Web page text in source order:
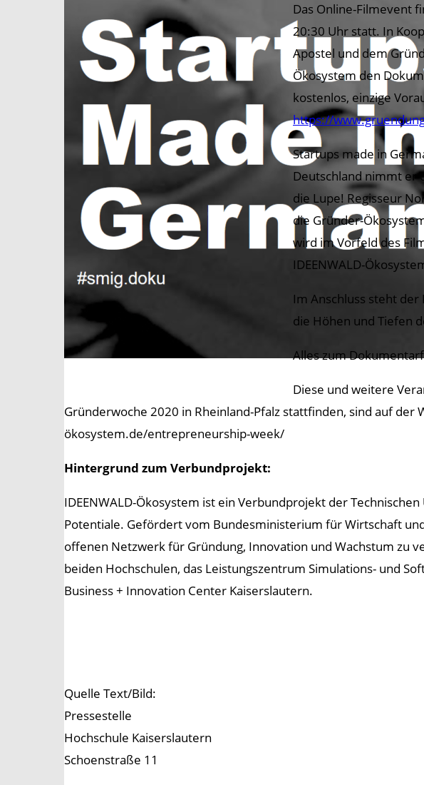
Das Online-Filmevent
20:30 Uhr statt. In
Apostel und dem
Ökosystem den
kostenlos, einzige
https://
Startups made in
Deutschland nimmt er
die Lupe! Regisseur
die Gründer-
wird im Vorfeld des
IDEENWALD-
Im Anschluss steht
die Höhen und Tiefen
Alles zum
Diese und weitere
Gründerwoche 2020 in Rheinland-Pfalz stattfinden, sind auf
ökosystem.de/entrepreneurship-week/
Hintergrund zum Verbundprojekt:
IDEENWALD-Ökosystem ist ein Verbundprojekt der
Potentiale. Gefördert vom Bundesministerium für Wirtschaft
offenen Netzwerk für Gründung, Innovation und Wachstum zu
beiden Hochschulen, das Leistungszentrum Simulations- und
Business + Innovation Center Kaiserslautern.
Quelle Text/Bild:
Pressestelle
Hochschule Kaiserslautern
Schoenstraße 11